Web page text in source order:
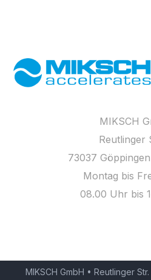
MIKSCH
Reutlinger
73037
Montag bis
08.00 Uhr bis
MIKSCH GmbH • Reutlinger